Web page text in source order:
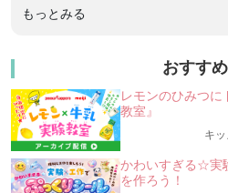
今回は、私たちの生活リズムを決
みなさんは、どうやって「暦」が
すか？昔と今の「暦」の決め方のち
カレンダーをよく見てみると、な
せんか？これは何？
「大寒」や「夏至」ということばを
今の生活ではなじみが薄くなった
き)」についても荒井先生が教えて
もっとみる
おすす
レモンのひみつ
教室』
キ
かわいすぎる☆実
を作ろう！